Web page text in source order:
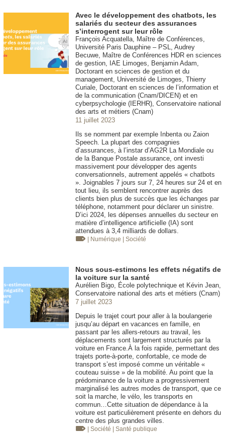
Avec le développement des chatbots, les
salariés du secteur des assurances
s’interrogent sur leur rôle
François Acquatella, Maître de Conférences,
Université Paris Dauphine – PSL, Audrey
Becuwe, Maître de Conférences HDR en sciences
de gestion, IAE Limoges, Benjamin Adam,
Doctorant en sciences de gestion et du
management, Université de Limoges, Thierry
Curiale, Doctorant en sciences de l’information et
de la communication (Cnam/DICEN) et en
cyberpsychologie (IERHR), Conservatoire national
des arts et métiers (Cnam)
11 juillet 2023
Ils se nomment par exemple Inbenta ou Zaion
Speech. La plupart des compagnies
d’assurances, à l’instar d’AG2R La Mondiale ou
de la Banque Postale assurance, ont investi
massivement pour développer des agents
conversationnels, autrement appelés « chatbots
». Joignables 7 jours sur 7, 24 heures sur 24 et en
tout lieu, ils semblent rencontrer auprès des
clients bien plus de succès que les échanges par
téléphone, notamment pour déclarer un sinistre.
D’ici 2024, les dépenses annuelles du secteur en
matière d’intelligence artificielle (IA) sont
attendues à 3,4 milliards de dollars.
| Numérique | Société
Nous sous-estimons les effets négatifs de
la voiture sur la santé
Aurélien Bigo, École polytechnique et Kévin Jean,
Conservatoire national des arts et métiers (Cnam)
7 juillet 2023
Depuis le trajet court pour aller à la boulangerie
jusqu’au départ en vacances en famille, en
passant par les allers-retours au travail, les
déplacements sont largement structurés par la
voiture en France.À la fois rapide, permettant des
trajets porte-à-porte, confortable, ce mode de
transport s’est imposé comme un véritable «
couteau suisse » de la mobilité. Au point que la
prédominance de la voiture a progressivement
marginalisé les autres modes de transport, que ce
soit la marche, le vélo, les transports en
commun…Cette situation de dépendance à la
voiture est particulièrement présente en dehors du
centre des plus grandes villes.
| Société | Santé publique